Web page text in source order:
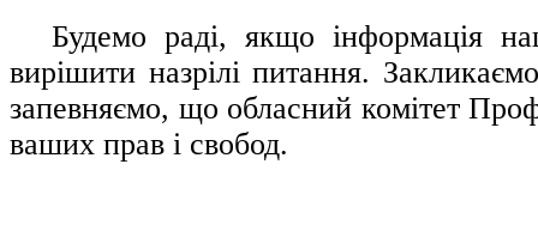
Будемо раді, якщо інформація
вирішити назрілі питання.
запевняємо, що обласний комітет
ваших прав і свобод.